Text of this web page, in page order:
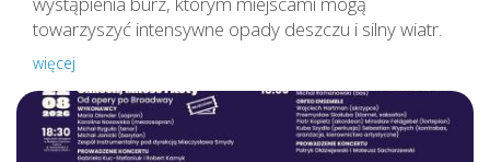
towarzyszyć intensywne opady deszczu i silny wiatr.
więcej